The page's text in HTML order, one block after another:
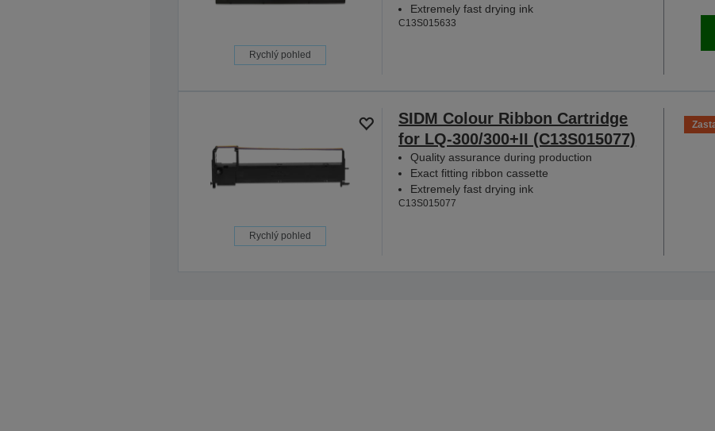
Rychlý pohled
Extremely fast drying ink
C13S015633
Rychlý pohled
SIDM Colour Ribbon Cartridge
for LQ-300/300+II (C13S015077)
Quality assurance during production
Exact fitting ribbon cassette
Extremely fast drying ink
C13S015077